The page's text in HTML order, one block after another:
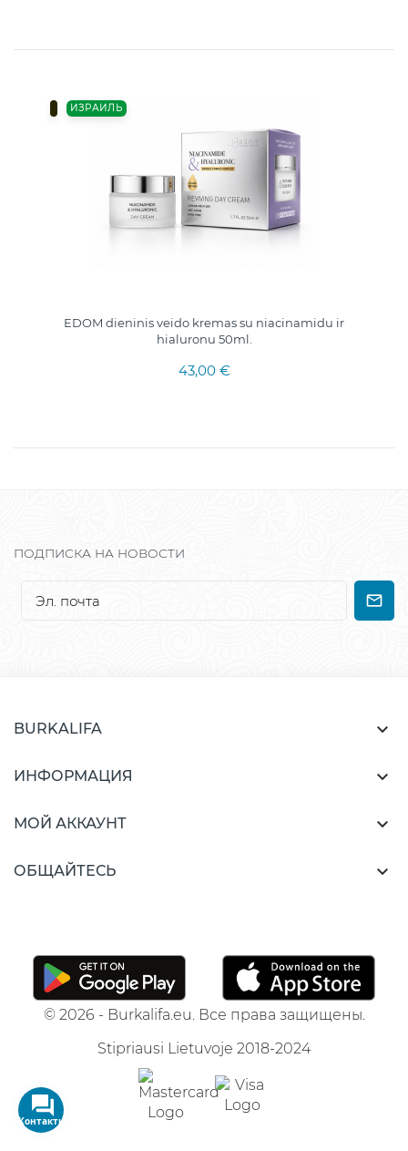
ИЗРАИЛЬ
EDOM dieninis veido kremas su niacinamidu ir
hialuronu 50ml.
43,00 €
ПОДПИСКА НА НОВОСТИ
BURKALIFA 
ИНФОРМАЦИЯ 
МОЙ АККАУНТ 
ОБЩАЙТЕСЬ 
© 2026 - Burkalifa.eu. Все права защищены.
Stipriausi Lietuvoje 2018-2024